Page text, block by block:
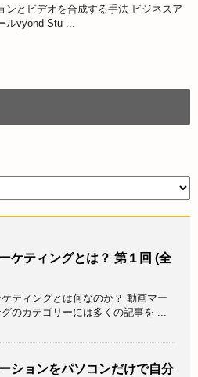
ンとビデオを合成する手法 ビジネスア
ルvyond Stu ...
ケティングとは？ 第１回 (全
ティングとは何なのか？ 動画マー
のカテゴリーには多くの記事を ...
ションをパソコンだけで自分